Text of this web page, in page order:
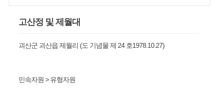
고산정 및 제월대
괴산군 괴산읍 제월리 (도 기념물 제 24 호1978.10.27)
민속자원 > 유형자원